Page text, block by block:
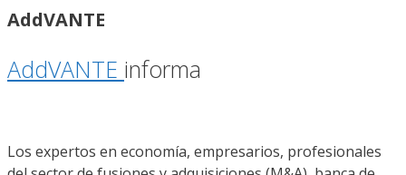
AddVANTE
AddVANTE informa
Los expertos en economía, empresarios, profesionales